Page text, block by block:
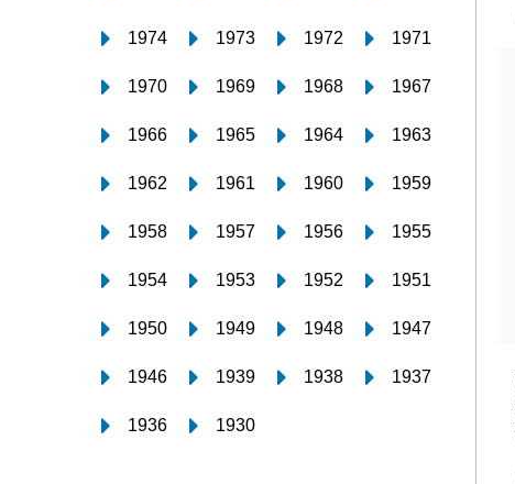
1974 1973 1972 1971
1970 1969 1968 1967
1966 1965 1964 1963
1962 1961 1960 1959
1958 1957 1956 1955
1954 1953 1952 1951
1950 1949 1948 1947
1946 1939 1938 1937
1936 1930